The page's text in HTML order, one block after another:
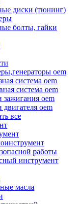
диски (тюнинг)
болты, гайки
oem
система oem
система oem
зажигания oem
двигателя oem
все
работы
инструмент
масла